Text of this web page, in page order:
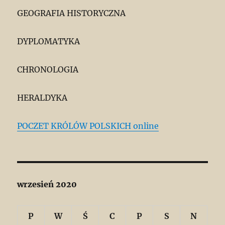
GEOGRAFIA HISTORYCZNA
DYPLOMATYKA
CHRONOLOGIA
HERALDYKA
POCZET KRÓLÓW POLSKICH online
wrzesień 2020
P W Ś C P S N